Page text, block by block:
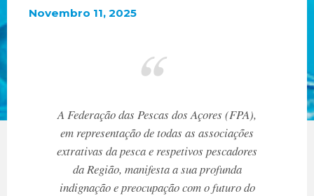
Novembro 11, 2025
A Federação das Pescas dos Açores (FPA),
em representação de todas as associações
extrativas da pesca e respetivos pescadores
da Região, manifesta a sua profunda
indignação e preocupação com o futuro do